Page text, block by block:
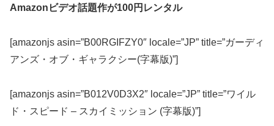
Amazonビデオ話題作が100円レンタル
[amazonjs asin=”B00RGIFZY0″ locale=”JP” title=”ガーディ
アンズ・オブ・ギャラクシー(字幕版)”]
[amazonjs asin=”B012V0D3X2″ locale=”JP” title=”ワイル
ド・スピード – スカイミッション (字幕版)”]